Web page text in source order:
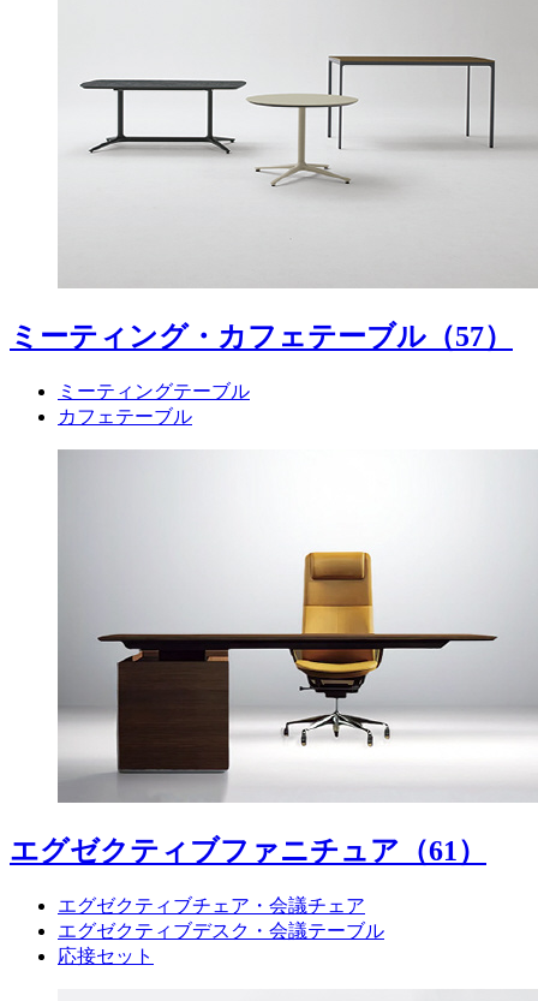
ミーティング・カフェテーブル （57）
ミーティングテーブル
カフェテーブル
エグゼクティブファニチュア （61）
エグゼクティブチェア・会議チェア
エグゼクティブデスク・会議テーブル
応接セット